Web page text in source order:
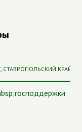
, СТАВРОПОЛЬСКИЙ КРАЙ